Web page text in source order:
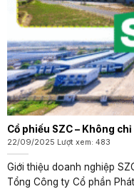
Cổ phiếu SZC – Không
22/09/2025 Lượt xem: 483
Giới thiệu doanh nghiệp
Tổng Công ty Cổ phần